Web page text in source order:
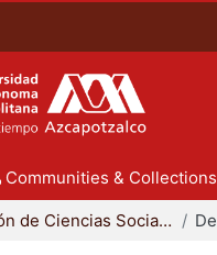
Communities & Collections
División de Ciencias Sociales y Humanidades